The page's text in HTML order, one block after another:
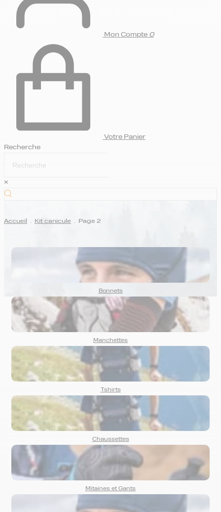
Mon Compte 0
Votre Panier
Recherche
×
Accueil . Kit canicule . Page 2
KIT CANICULE
Bonnets
Manchettes
Tshirts
Chaussettes
Mitaines et Gants